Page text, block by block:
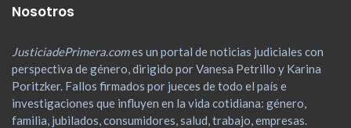
Nosotros
JusticiadePrimera.comes un portal de noticias judiciales con
perspectiva de género, dirigido por Vanesa Petrillo y Karina
Poritzker. Fallos firmados por jueces de todo el país e
investigaciones que influyen en la vida cotidiana: género,
familia, jubilados, consumidores, salud, trabajo, empresas.